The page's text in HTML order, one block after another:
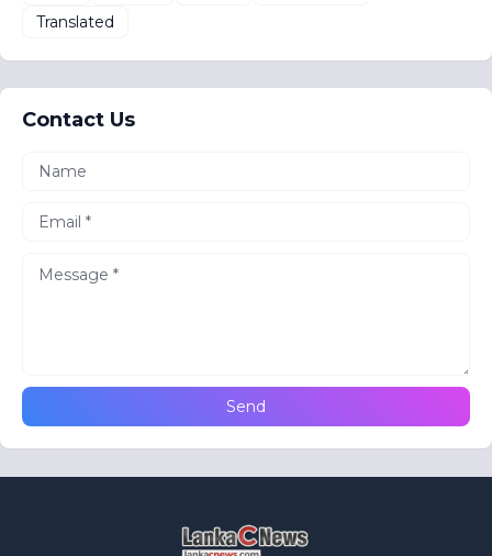
Translated
Contact Us